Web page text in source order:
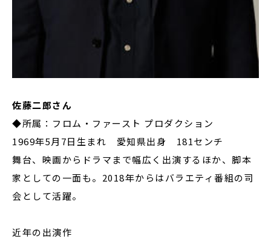
佐藤二郎さん
◆所属：フロム・ファースト プロダクション
1969年5月7日生まれ 愛知県出身 181センチ
舞台、映画からドラマまで幅広く出演するほか、脚本
家としての一面も。2018年からはバラエティ番組の司
会として活躍。
近年の出演作